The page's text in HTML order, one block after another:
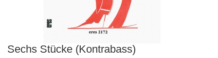
Sechs Stücke (Kontrabass)